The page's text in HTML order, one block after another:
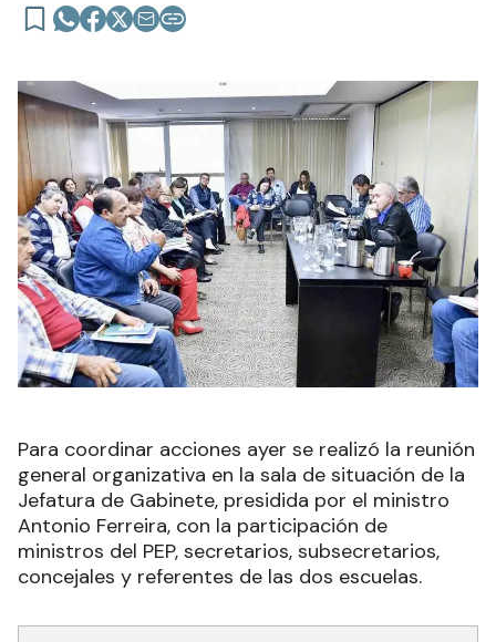
Para coordinar acciones ayer se realizó la reunión
general organizativa en la sala de situación de la
Jefatura de Gabinete, presidida por el ministro
Antonio Ferreira, con la participación de
ministros del PEP, secretarios, subsecretarios,
concejales y referentes de las dos escuelas.